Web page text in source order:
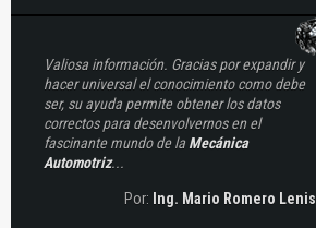
Valiosa información. Gracias por expandir y
hacer universal el conocimiento como debe
ser, su ayuda permite obtener los datos
correctos para desenvolvernos en el
fascinante mundo de la Mecánica
Automotriz...
Por: Ing. Mario Romero Lenis